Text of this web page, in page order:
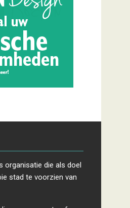
organisatie die als doel
stad te voorzien van